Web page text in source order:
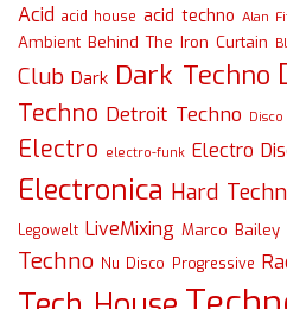
Acid acid house acid techno Alan
Ambient Behind The Iron Curtain
Club Dark Dark Techno
Techno Detroit Techno Disco
Electro electro-funk Electro
Electronica Hard
Legowelt LiveMixing Marco Bailey
Techno Nu Disco Progressive